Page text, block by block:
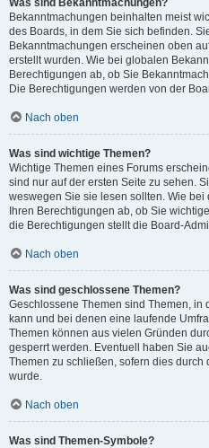
Was sind Bekanntmachungen?
Bekanntmachungen beinhalten meist
des Boards, in dem Sie sich befinden.
Bekanntmachungen erscheinen oben
erstellt wurden. Wie bei globalen
Berechtigungen ab, ob Sie
Die Berechtigungen werden von der
Nach oben
Was sind wichtige Themen?
Wichtige Themen eines Forums
sind nur auf der ersten Seite zu sehen.
weswegen Sie sie lesen sollten. Wie
Ihren Berechtigungen ab, ob Sie
die Berechtigungen stellt die Board-
Nach oben
Was sind geschlossene Themen?
Geschlossene Themen sind Themen, in
kann und bei denen eine laufende
Themen können aus vielen Gründen
gesperrt werden. Eventuell haben Sie
Themen zu schließen, sofern dies
wurde.
Nach oben
Was sind Themen-Symbole?